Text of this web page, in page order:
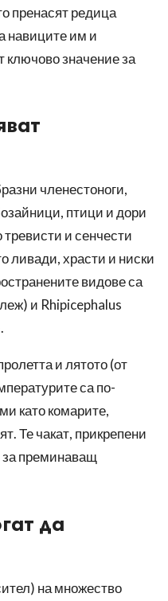
пренасят редица
навиците им и
ключово значение за
членестоноги,
птици и дори
и сенчести
ливади, храсти и ниски
видове са
и Rhipicephalus
и лятото (от
са по-
като комарите,
Те чакат, прикрепени
за преминаващ
да
на множество